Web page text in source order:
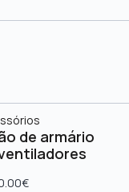
de armário
€